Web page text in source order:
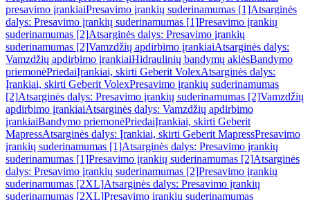
presavimo įrankiaiPresavimo įrankių suderinamumas [1]Atsarginės
dalys: Presavimo įrankių suderinamumas [1]Presavimo įrankių
suderinamumas [2]Atsarginės dalys: Presavimo įrankių
suderinamumas [2]Vamzdžių apdirbimo įrankiaiAtsarginės dalys:
Vamzdžių apdirbimo įrankiaiHidraulinių bandymų aklėsBandymo
priemonėPriedaiĮrankiai, skirti Geberit VolexAtsarginės dalys:
Įrankiai, skirti Geberit VolexPresavimo įrankių suderinamumas
[2]Atsarginės dalys: Presavimo įrankių suderinamumas [2]Vamzdžių
apdirbimo įrankiaiAtsarginės dalys: Vamzdžių apdirbimo
įrankiaiBandymo priemonėPriedaiĮrankiai, skirti Geberit
MapressAtsarginės dalys: Įrankiai, skirti Geberit MapressPresavimo
įrankių suderinamumas [1]Atsarginės dalys: Presavimo įrankių
suderinamumas [1]Presavimo įrankių suderinamumas [2]Atsarginės
dalys: Presavimo įrankių suderinamumas [2]Presavimo įrankių
suderinamumas [2XL]Atsarginės dalys: Presavimo įrankių
suderinamumas [2XL]Presavimo įrankių suderinamumas